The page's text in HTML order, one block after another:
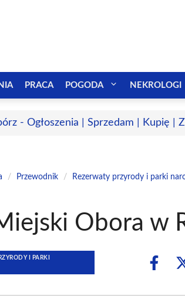
PRACA POGODA NEKROLOGI
- Ogłoszenia | Sprzedam | Kupię |
/ Przewodnik / Rezerwaty przyrody i parki
Obora w
I PARKI
Share